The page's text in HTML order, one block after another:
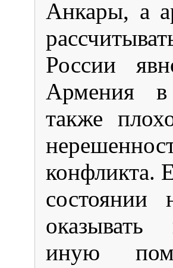
Анкары, а
России
Армения
также
конфликта.
состоянии
иную